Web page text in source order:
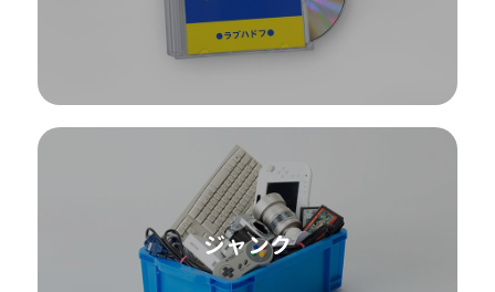
ジャンク